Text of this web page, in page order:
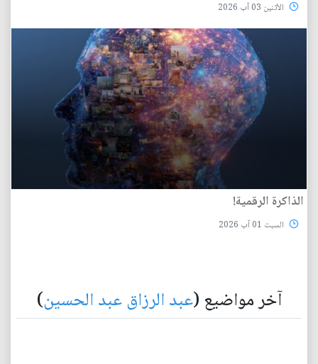
الأثنين 03 آب 2026
الذاكرة الرقمية!
السبت 01 آب 2026
آخر مواضيع (عبد الرزاق عبد الحسين)